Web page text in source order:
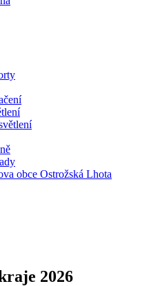
obce Ostrožská Lhota
2026